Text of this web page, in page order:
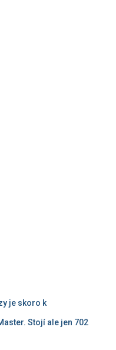
je skoro k
Stojí ale jen 702